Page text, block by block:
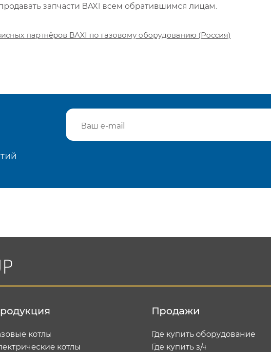
запчасти BAXI всем обратившимся лицам.
партнёров BAXI по газовому оборудованию (Россия)
котлы
котлы
Продажи
Где купить оборудование
Где купить з/ч